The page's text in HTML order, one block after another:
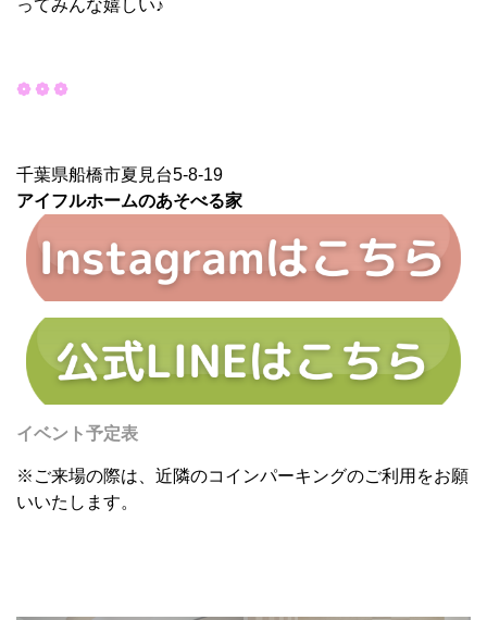
ってみんな嬉しい♪
❁ ❁ ❁
千葉県船橋市夏見台5-8-19
アイフルホームのあそべる家
イベント予定表
※ご来場の際は、近隣のコインパーキングのご利用をお願
いいたします。